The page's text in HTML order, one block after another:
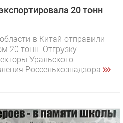
20 тонн
в Китай отправили
20 тонн. Отгрузку
Уральского
Россельхознадзора.